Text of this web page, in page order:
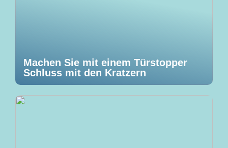
Machen Sie mit einem Türstopper
Schluss mit den Kratzern